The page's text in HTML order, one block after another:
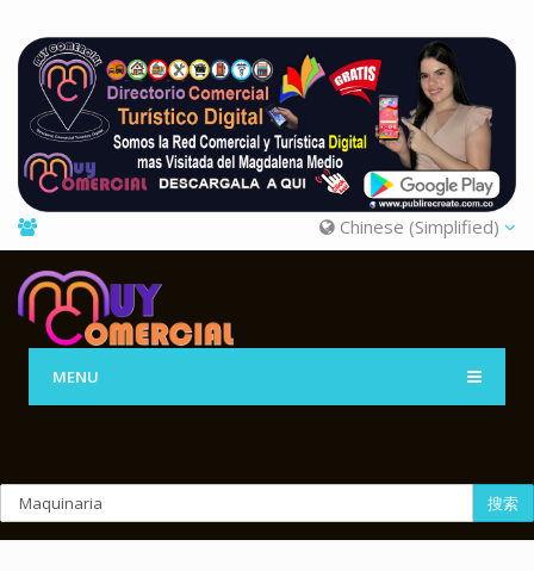
Chinese (Simplified)
MENU
搜索